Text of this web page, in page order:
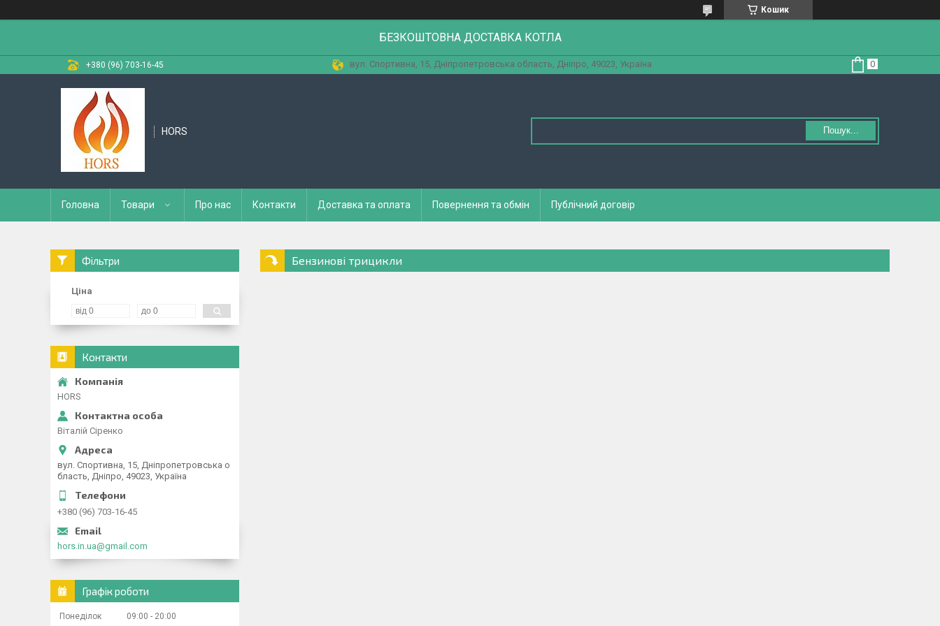
Кошик
БЕЗКОШТОВНА ДОСТАВКА КОТЛА
+380 (96) 703-16-45 вул. Спортивна, 15, Дніпропетровська область, Дніпро, 49023, Україна
HORS Пошук...
Головна Товари Про нас Контакти Доставка та оплата Повернення та обмін Публічний договір
Бензинові трицикли
Фільтри
Ціна
Контакти
HORS
Віталій Сіренко
вул. Спортивна, 15, Дніпропетровська о
бласть, Дніпро, 49023, Україна
+380 (96) 703-16-45
hors.in.ua@gmail.com
Графік роботи
Понеділок 09:00 20:00